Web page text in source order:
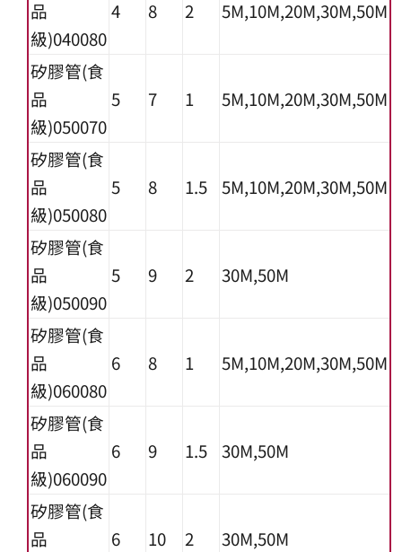
品
級)040080
4 8 2 5M,10M,20M,30M,50M
矽膠管(食
品
級)050070
5 7 1 5M,10M,20M,30M,50M
矽膠管(食
品
級)050080
5 8 1.5 5M,10M,20M,30M,50M
矽膠管(食
品
級)050090
5 9 2 30M,50M
矽膠管(食
品
級)060080
6 8 1 5M,10M,20M,30M,50M
矽膠管(食
品
級)060090
6 9 1.5 30M,50M
矽膠管(食
品
6 10 2 30M,50M